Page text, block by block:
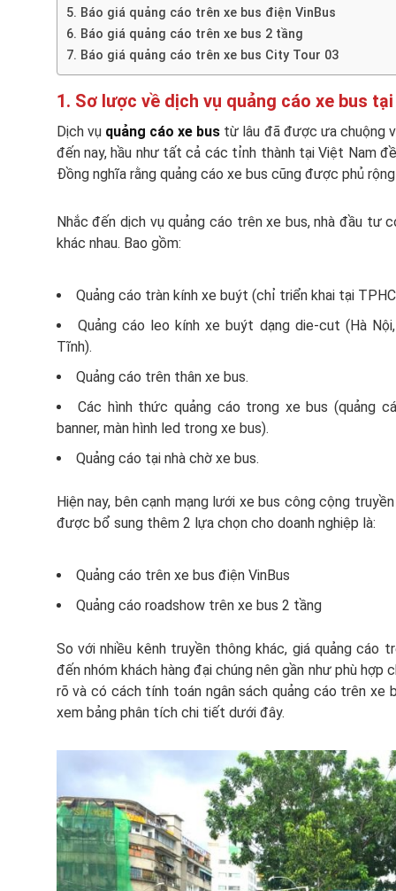
5. Báo giá quảng cáo trên xe bus điện VinBus
6. Báo giá quảng cáo trên xe bus 2 tầng
7. Báo giá quảng cáo trên xe bus City Tour 03
1. Sơ lược về dịch vụ quảng cáo xe bus
Dịch vụ quảng cáo xe bus từ lâu đã được ưa chuộng
đến nay, hầu như tất cả các tỉnh thành tại Việt Nam
Đồng nghĩa rằng quảng cáo xe bus cũng được phủ
Nhắc đến dịch vụ quảng cáo trên xe bus, nhà đầu tư
khác nhau. Bao gồm:
Quảng cáo tràn kính xe buýt (chỉ triển khai tại
Quảng cáo leo kính xe buýt dạng die-cut (Hà
Tĩnh).
Quảng cáo trên thân xe bus.
Các hình thức quảng cáo trong xe bus (quảng
banner, màn hình led trong xe bus).
Quảng cáo tại nhà chờ xe bus.
Hiện nay, bên cạnh mạng lưới xe bus công cộng
được bổ sung thêm 2 lựa chọn cho doanh nghiệp là:
Quảng cáo trên xe bus điện VinBus
Quảng cáo roadshow trên xe bus 2 tầng
So với nhiều kênh truyền thông khác, giá quảng cáo
đến nhóm khách hàng đại chúng nên gần như phù
rõ và có cách tính toán ngân sách quảng cáo trên xe
xem bảng phân tích chi tiết dưới đây.